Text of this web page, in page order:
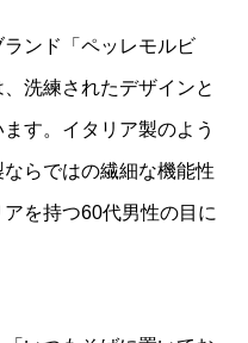
ンド「ペッレモルビ
洗練されたデザインと
す。イタリア製のよう
らではの繊細な機能性
を持つ60代男性の目に